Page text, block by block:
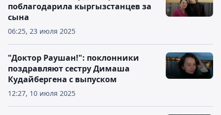
06:25, 23 июля 2025
поблагодарила кыргызстанцев за
сына
12:27, 10 июля 2025
"Доктор Раушан!": поклонники
поздравляют сестру Димаша
Кудайбергена с выпуском